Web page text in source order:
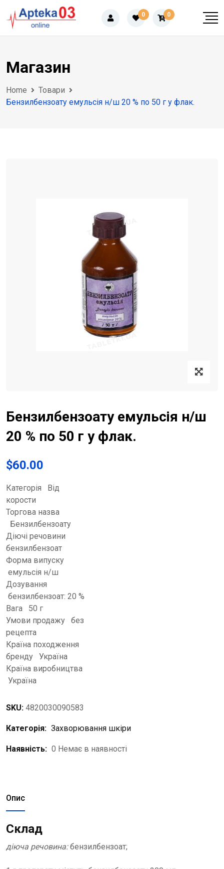
to
content
0 0
Магазин
Home
Товари
Бензилбензоату емульсія н/ш 20 % по 50 г у флак.
Бензилбензоату емульсія н/ш
20 % по 50 г у флак.
$60.00
Категорія Від
корости
Торгова назва
Бензилбензоату
Діючі речовини
бензилбензоат
Форма випуску
емульсія н/ш
Дозування
бензилбензоат: 20 %
Вага 50 г
Умови продажу без
рецепта
Країна походження
бренду Україна
Країна виробництва
Україна
SKU: 4820030090583
Категорія: Захворювання шкіри
Наявність: 0 Немає в наявності
Опис
Склад
діюча речовина:бензилбензоат;